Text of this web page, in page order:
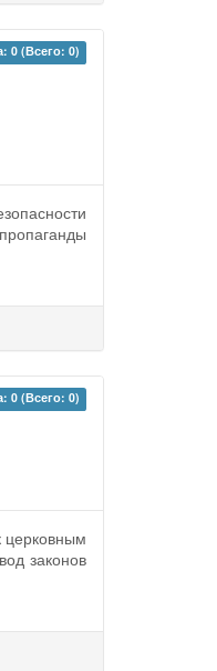
0 (Всего: 0)
0 (Всего: 0)
церковным
законов